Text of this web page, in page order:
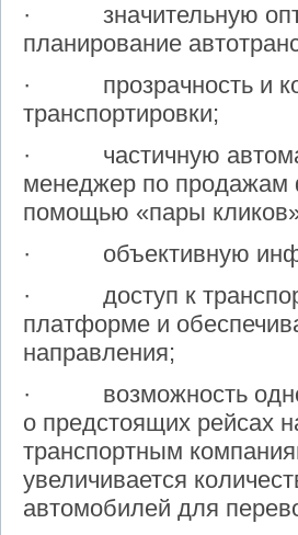
· значительную
планирование
· прозрачность и
транспортировки;
· частичную
менеджер по продажам
помощью «пары
· объективную
· доступ к
платформе и
направления;
· возможность
о предстоящих рейсах
транспортным
увеличивается
автомобилей для